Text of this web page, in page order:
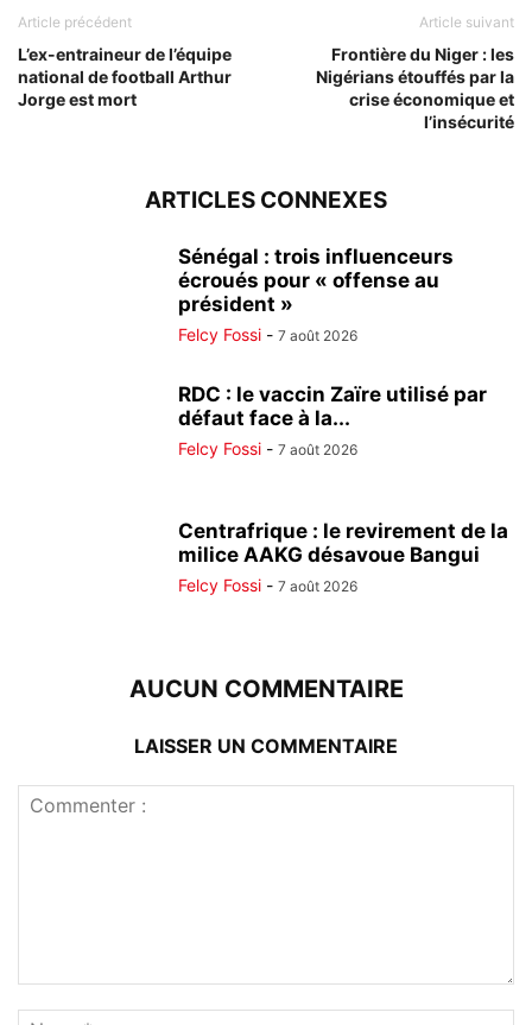
Article précédent
L’ex-entraineur de l’équipe
national de football Arthur
Jorge est mort
Article suivant
Frontière du Niger : les
Nigérians étouffés par la
crise économique et
l’insécurité
ARTICLES CONNEXES
Sénégal : trois influenceurs
écroués pour « offense au
président »
Felcy Fossi - 7 août 2026
RDC : le vaccin Zaïre utilisé par
défaut face à la...
Felcy Fossi - 7 août 2026
Centrafrique : le revirement de la
milice AAKG désavoue Bangui
Felcy Fossi - 7 août 2026
AUCUN COMMENTAIRE
LAISSER UN COMMENTAIRE